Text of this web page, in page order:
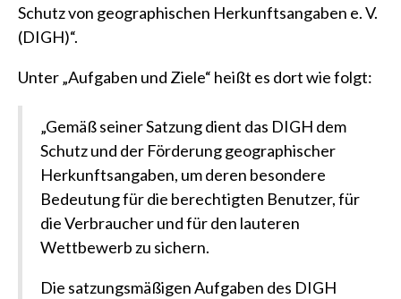
Schutz von geographischen Herkunftsangaben e. V.
(DIGH)“.
Unter „Aufgaben und Ziele“ heißt es dort wie folgt:
„Gemäß seiner Satzung dient das DIGH dem
Schutz und der Förderung geographischer
Herkunftsangaben, um deren besondere
Bedeutung für die berechtigten Benutzer, für
die Verbraucher und für den lauteren
Wettbewerb zu sichern.
Die satzungsmäßigen Aufgaben des DIGH